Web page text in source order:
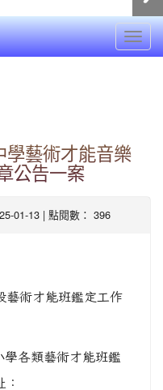
學藝術才能音樂
公告一案
01-13 | 點閱數： 396
藝術才能班鑑定工作
各類藝術才能班鑑